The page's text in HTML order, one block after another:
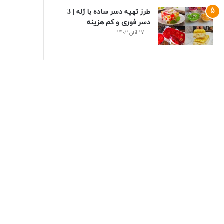
طرز تهیه دسر ساده با ژله | 3
دسر فوری و کم هزینه
17 آبان 1402